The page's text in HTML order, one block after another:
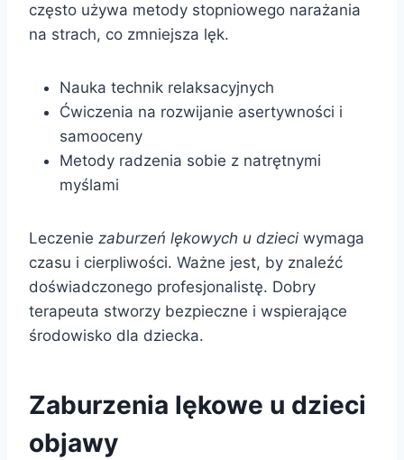
często używa metody stopniowego narażania
na strach, co zmniejsza lęk.
Nauka technik relaksacyjnych
Ćwiczenia na rozwijanie asertywności i
samooceny
Metody radzenia sobie z natrętnymi
myślami
Leczenie zaburzeń lękowych u dzieci wymaga
czasu i cierpliwości. Ważne jest, by znaleźć
doświadczonego profesjonalistę. Dobry
terapeuta stworzy bezpieczne i wspierające
środowisko dla dziecka.
Zaburzenia lękowe u dzieci
objawy